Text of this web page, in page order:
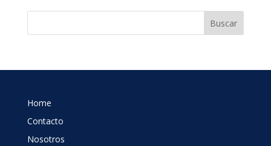
Buscar
Home
Contacto
Nosotros